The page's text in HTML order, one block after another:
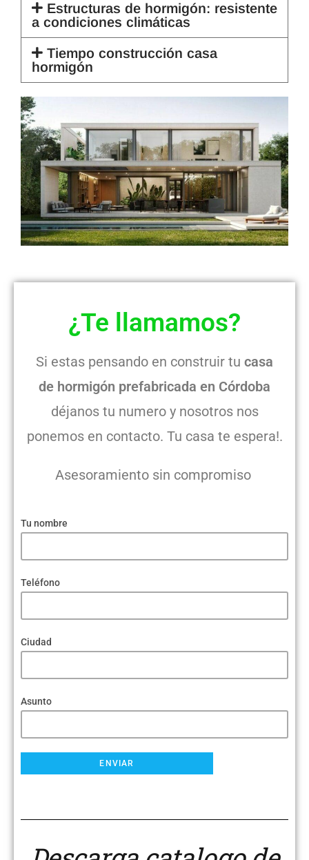
Estructuras de hormigón: resistente
a condiciones climáticas
Tiempo construcción casa
hormigón
¿Te llamamos?
Si estas pensando en construir tu casa
de hormigón prefabricada en Córdoba
déjanos tu numero y nosotros nos
ponemos en contacto. Tu casa te espera!.
Asesoramiento sin compromiso
Tu nombre
Teléfono
Ciudad
Asunto